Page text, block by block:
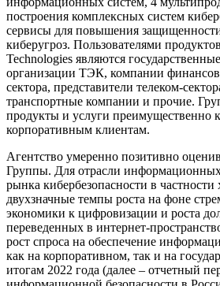
построения комплексных систем
сервисы для повышения
киберугроз. Пользователями
Technologies являются
организации ТЭК, компании
сектора, представители телеком-
транспортные компании и прочие.
продукты и услуги преимущественно
корпоративным клиентам.
Агентство умеренно позитивно
Группы. Для отрасли
рынка кибербезопасности в частности
двухзначные темпы роста на фоне
экономики к цифровизации и роста
переведенных в интернет-
рост спроса на обеспечение
как на корпоративном, так и на
итогам 2022 года (далее – отчетный